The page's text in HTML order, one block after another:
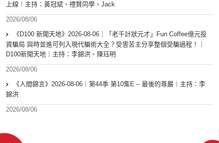
上線︱主持：黃冠斌、禮賢同學、Jack
2026/08/06
《D100 新聞天地》2026-08-06｜「老千計狀元才」Fun Coffee億元投
資騙局 與時並進可列入現代騙術大全？受害苦主分享整個受騙過程！｜
D100新聞天地｜主持：李錦洪、陳珏明
2026/08/06
《人間錦言》2026-08-06︱第44季 第10集E – 最後的尊嚴︱主持：李
錦洪
2026/08/06